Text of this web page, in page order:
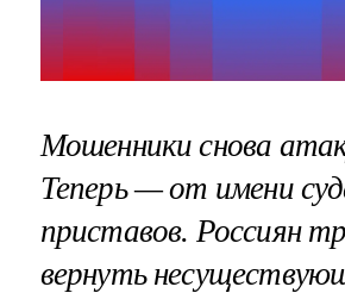
Мошенники снова
Теперь — от имени
приставов. Россиян
вернуть